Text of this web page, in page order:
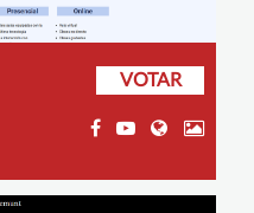
VOTAR